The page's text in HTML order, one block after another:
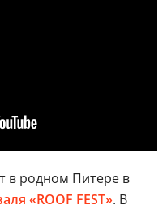
в родном Питере в
«ROOF FEST». В